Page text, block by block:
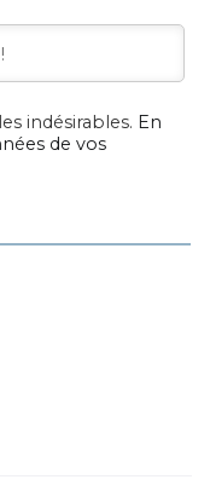
indésirables. En
de vos